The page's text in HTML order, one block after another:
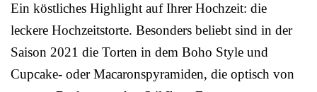
Ein köstliches Highlight auf Ihrer Hochzeit: die
leckere Hochzeitstorte. Besonders beliebt sind in der
Saison 2021 die Torten in dem Boho Style und
Cupcake- oder Macaronspyramiden, die optisch von